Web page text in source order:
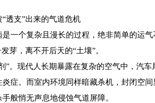
支”出来的气道危机
个复杂且漫长的过程，绝非简单的运气
芽，离不开后天的“土壤”。
现代人长期暴露在复杂的空气中，汽车
症。而室内环境同样暗藏杀机，封闭空
般悄无声息地侵蚀气道屏障。